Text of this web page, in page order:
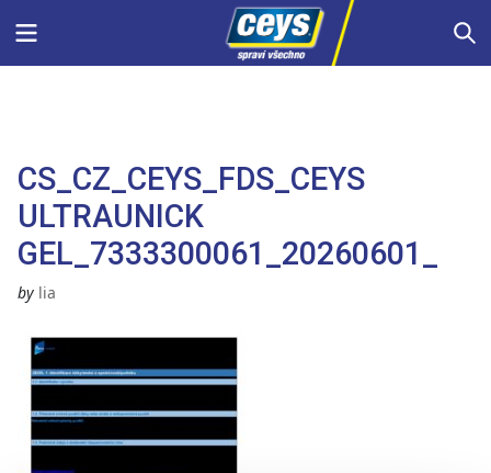
Menu
CS_CZ_CEYS_FDS_CEYS
ULTRAUNICK
GEL_7333300061_20260601_
by lia